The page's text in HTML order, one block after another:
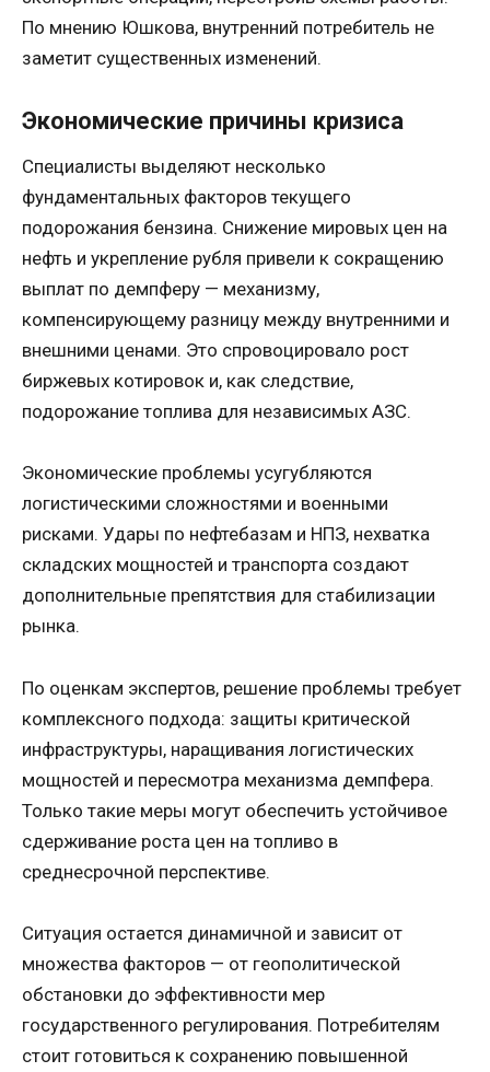
По мнению Юшкова, внутренний потребитель не
заметит существенных изменений.
Экономические причины кризиса
Специалисты выделяют несколько
фундаментальных факторов текущего
подорожания бензина. Снижение мировых цен на
нефть и укрепление рубля привели к сокращению
выплат по демпферу — механизму,
компенсирующему разницу между внутренними и
внешними ценами. Это спровоцировало рост
биржевых котировок и, как следствие,
подорожание топлива для независимых АЗС.
Экономические проблемы усугубляются
логистическими сложностями и военными
рисками. Удары по нефтебазам и НПЗ, нехватка
складских мощностей и транспорта создают
дополнительные препятствия для стабилизации
рынка.
По оценкам экспертов, решение проблемы требует
комплексного подхода: защиты критической
инфраструктуры, наращивания логистических
мощностей и пересмотра механизма демпфера.
Только такие меры могут обеспечить устойчивое
сдерживание роста цен на топливо в
среднесрочной перспективе.
Ситуация остается динамичной и зависит от
множества факторов — от геополитической
обстановки до эффективности мер
государственного регулирования. Потребителям
стоит готовиться к сохранению повышенной